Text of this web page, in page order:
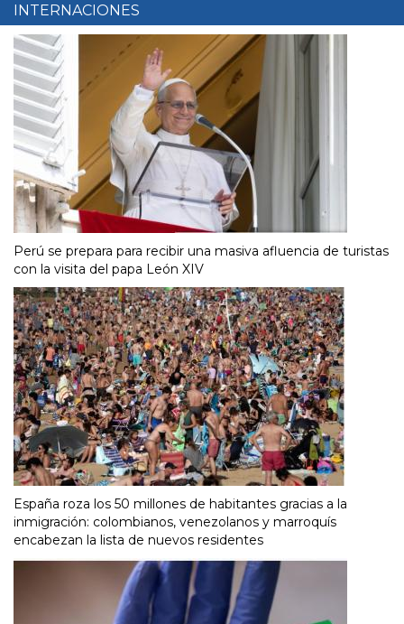
INTERNACIONES
Perú se prepara para recibir una masiva afluencia de turistas
con la visita del papa León XIV
España roza los 50 millones de habitantes gracias a la
inmigración: colombianos, venezolanos y marroquís
encabezan la lista de nuevos residentes